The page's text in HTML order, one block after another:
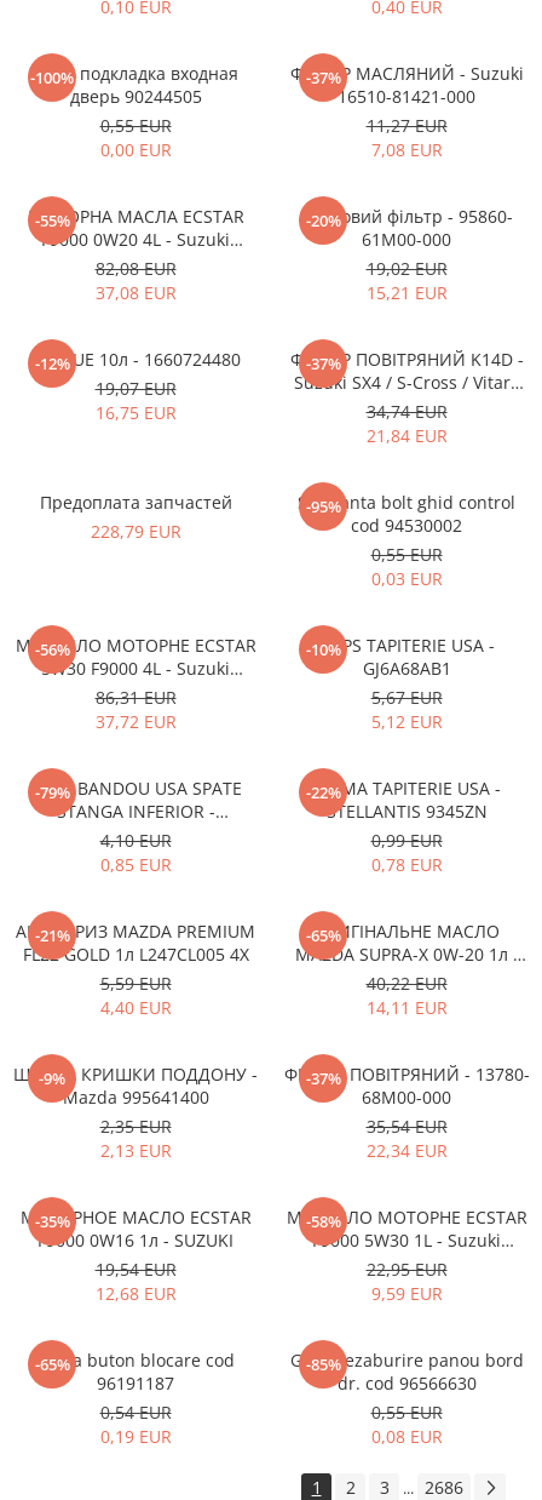
TIGRA-B 2004-2009
VECTRA-C 2002-2008
prezent
S-CROSS HYBRID 48V 2022-prezent
VITARA 2015-prezent
VITARA Hybrid 48V 2020-prezent
VITARA Strong Hybrid 140V 2022-
prezent
eVitara 2025-prezent
0,10 EUR
0,40 EUR
-100%
Клип подкладка входная
дверь 90244505
0,55 EUR
0,00 EUR
-37%
ФІЛЬТР МАСЛЯНИЙ - Suzuki
16510-81421-000
11,27 EUR
7,08 EUR
-55%
МОТОРНА МАСЛА ECSTAR
F9000 0W20 4L - Suzuki
99000-21E20-047
82,08 EUR
37,08 EUR
-20%
Пилковий фільтр - 95860-
61M00-000
19,02 EUR
15,21 EUR
-12%
ADBLUE 10л - 1660724480
19,07 EUR
16,75 EUR
-37%
ФІЛЬТР ПОВІТРЯНИЙ K14D -
Suzuki SX4 / S-Cross / Vitara
13780-53SA0-000
34,74 EUR
21,84 EUR
Предоплата запчастей
228,79 EUR
-95%
Siguranta bolt ghid control
cod 94530002
0,55 EUR
0,03 EUR
-56%
МАСТИЛО МОТОРНЕ ECSTAR
5W30 F9000 4L - Suzuki
990R0-21E72-004
86,31 EUR
37,72 EUR
-10%
CLIPS TAPITERIE USA -
GJ6A68AB1
5,67 EUR
5,12 EUR
-79%
CLIPS BANDOU USA SPATE
STANGA INFERIOR -
KD5351SJ3A
4,10 EUR
0,85 EUR
-22%
CLEMA TAPITERIE USA -
STELLANTIS 9345ZN
0,99 EUR
0,78 EUR
-21%
АНТИФРИЗ MAZDA PREMIUM
FL22 GOLD 1л L247CL005 4X
5,59 EUR
4,40 EUR
-65%
ОРИГІНАЛЬНЕ МАСЛО
MAZDA SUPRA-X 0W-20 1л -
0012MO0W20
40,22 EUR
14,11 EUR
-9%
ШАЙБА КРИШКИ ПОДДОНУ -
Mazda 995641400
2,35 EUR
2,13 EUR
-37%
ФІЛЬТР ПОВІТРЯНИЙ - 13780-
68M00-000
35,54 EUR
22,34 EUR
-35%
МОТОРНОЕ МАСЛО ECSTAR
F9000 0W16 1л - SUZUKI
19,54 EUR
12,68 EUR
-58%
МАСТИЛО МОТОРНЕ ECSTAR
F9000 5W30 1L - Suzuki
990R0-21E72-001
22,95 EUR
9,59 EUR
-65%
Rama buton blocare cod
96191187
0,54 EUR
0,19 EUR
-85%
Grila dezaburire panou bord
dr. cod 96566630
0,55 EUR
0,08 EUR
1 2 3 ... 2686